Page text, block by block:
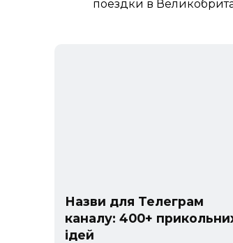
поездки в
Назви для Телеграм
каналу: 400+
ідей